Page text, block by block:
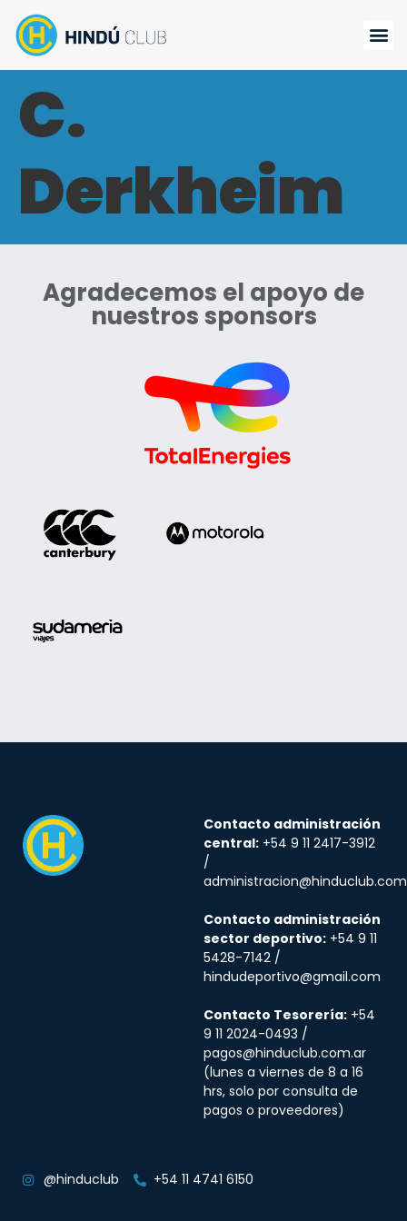
C.
Derkheim
Agradecemos el apoyo de
nuestros sponsors
Contacto administración
central: +54 9 11 2417-3912
/
Contacto administración
sector deportivo: +54 9 11
5428-7142 /
hindudeportivo@gmail.com
Contacto Tesorería: +54
9 11 2024-0493 /
pagos@hinduclub.com.ar
(lunes a viernes de 8 a 16
hrs, solo por consulta de
pagos o proveedores)
@hinduclub +54 11 4741 6150